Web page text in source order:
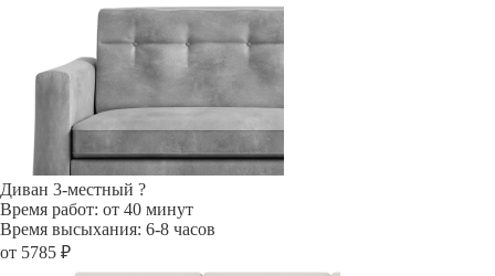
Диван 3-местный ?
Время работ: от 40 минут
Время высыхания: 6-8 часов
от 5785 ₽